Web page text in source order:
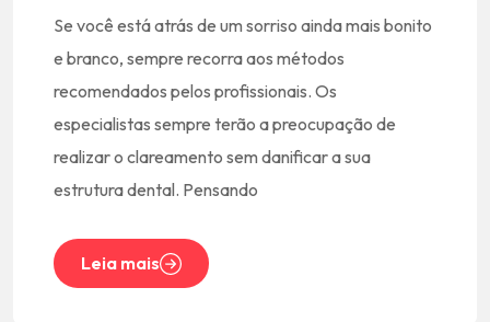
Se você está atrás de um sorriso ainda mais bonito
e branco, sempre recorra aos métodos
recomendados pelos profissionais. Os
especialistas sempre terão a preocupação de
realizar o clareamento sem danificar a sua
estrutura dental. Pensando
Leia mais